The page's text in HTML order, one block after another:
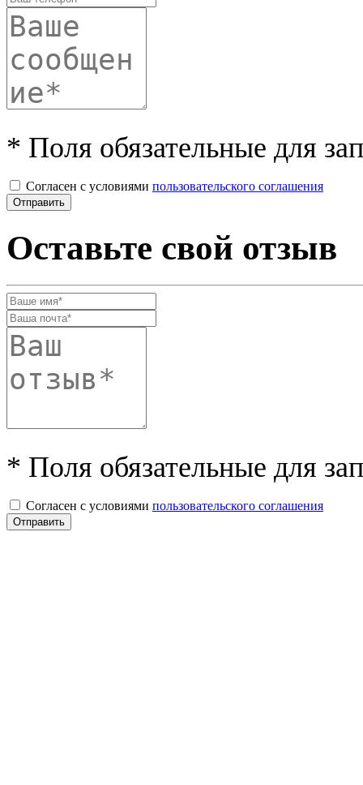
* Поля обязательные для
Согласен с условиями пользовательского соглашения
Оставьте свой отзыв
* Поля обязательные для
Согласен с условиями пользовательского соглашения